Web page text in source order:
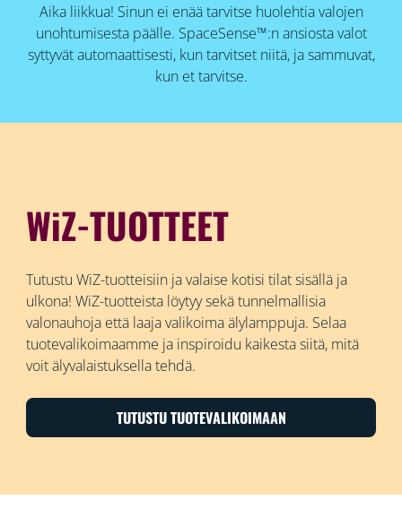
Aika liikkua! Sinun ei enää tarvitse huolehtia valojen
unohtumisesta päälle. SpaceSense™:n ansiosta valot
syttyvät automaattisesti, kun tarvitset niitä, ja sammuvat,
kun et tarvitse.
WiZ-TUOTTEET
Tutustu WiZ-tuotteisiin ja valaise kotisi tilat sisällä ja
ulkona! WiZ-tuotteista löytyy sekä tunnelmallisia
valonauhoja että laaja valikoima älylamppuja. Selaa
tuotevalikoimaamme ja inspiroidu kaikesta siitä, mitä
voit älyvalaistuksella tehdä.
TUTUSTU TUOTEVALIKOIMAAN